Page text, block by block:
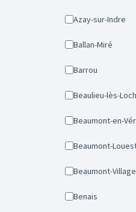
Azay-sur-Indre
Ballan-Miré
Barrou
Beaulieu-lès-
Beaumont-en-
Beaumont-
Beaumont-Village
Benais